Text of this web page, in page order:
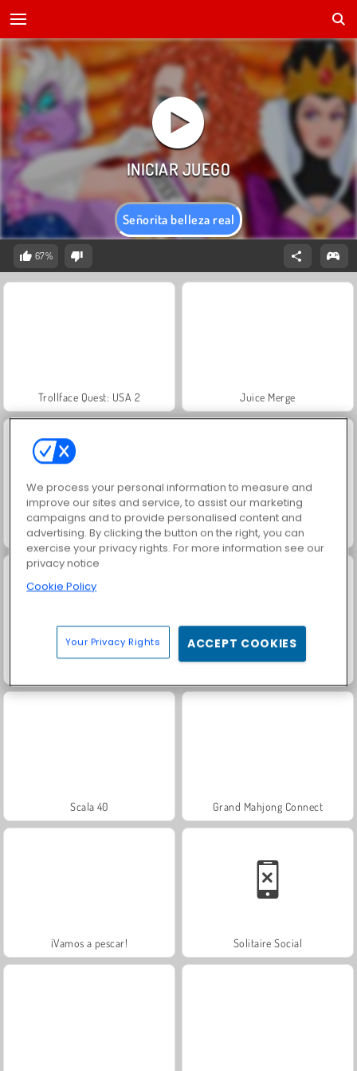
Señorita belleza real
67%
Trollface Quest: USA 2 Juice Merge
Jewel Garden Story Masha and the Bear: Meadows
Scala 40 Grand Mahjong Connect
¡Vamos a pescar! Solitaire Social
We process your personal information to measure and
improve our sites and service, to assist our marketing
campaigns and to provide personalised content and
advertising. By clicking the button on the right, you can
exercise your privacy rights. For more information see our
privacy notice
Cookie Policy
Your Privacy Rights ACCEPT COOKIES